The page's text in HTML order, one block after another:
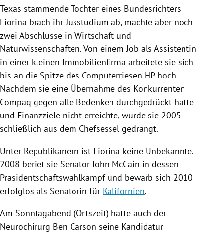
Texas stammende Tochter eines Bundesrichters
Fiorina brach ihr Jusstudium ab, machte aber noch
zwei Abschlüsse in Wirtschaft und
Naturwissenschaften. Von einem Job als Assistentin
in einer kleinen Immobilienfirma arbeitete sie sich
bis an die Spitze des Computerriesen HPhoch.
Nachdem sie eine Übernahme des Konkurrenten
Compaq gegen alle Bedenken durchgedrückt hatte
und Finanzziele nicht erreichte, wurde sie 2005
schließlich aus dem Chefsessel gedrängt.
Unter Republikanern ist Fiorina keine Unbekannte.
2008 beriet sie SenatorJohn McCain in dessen
Präsidentschaftswahlkampf und bewarb sich 2010
erfolglos als Senatorin für Kalifornien.
Am Sonntagabend (Ortszeit) hatte auch der
Neurochirurg Ben Carson seine Kandidatur